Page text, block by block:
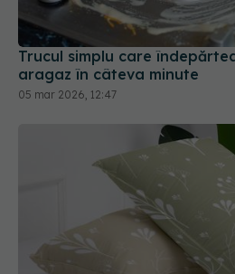
Trucul simplu care
aragaz în câteva minute
05 mar 2026, 12:47